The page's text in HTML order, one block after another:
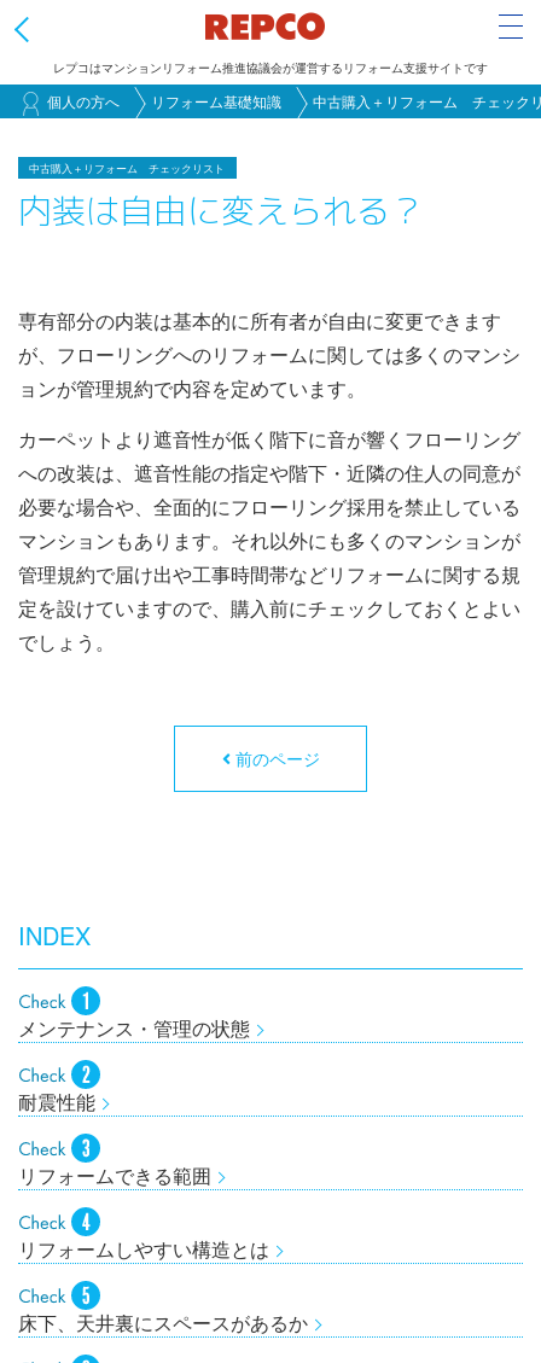
に
レプコはマンションリフォーム推進協議会が運営するリフォーム支援サイトです
個人の方へ リフォーム基礎知識 中古購入＋リフォーム チェック
中古購入＋リフォーム チェックリスト
内装は自由に変えられる？
専有部分の内装は基本的に所有者が自由に変更できます
が、フローリングへのリフォームに関しては多くのマンシ
ョンが管理規約で内容を定めています。
カーペットより遮音性が低く階下に音が響くフローリング
への改装は、遮音性能の指定や階下・近隣の住人の同意が
必要な場合や、全面的にフローリング採用を禁止している
マンションもあります。それ以外にも多くのマンションが
管理規約で届け出や工事時間帯などリフォームに関する規
定を設けていますので、購入前にチェックしておくとよい
でしょう。
前のページ
INDEX
メンテナンス・管理の状態
耐震性能
リフォームできる範囲
リフォームしやすい構造とは
床下、天井裏にスペースがあるか